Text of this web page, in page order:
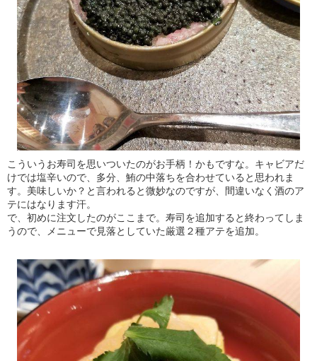
こういうお寿司を思いついたのがお手柄！かもですな。キャビアだ
けでは塩辛いので、多分、鮪の中落ちを合わせていると思われま
す。美味しいか？と言われると微妙なのですが、間違いなく酒のア
テにはなります汗。
で、初めに注文したのがここまで。寿司を追加すると終わってしま
うので、メニューで見落としていた厳選２種アテを追加。